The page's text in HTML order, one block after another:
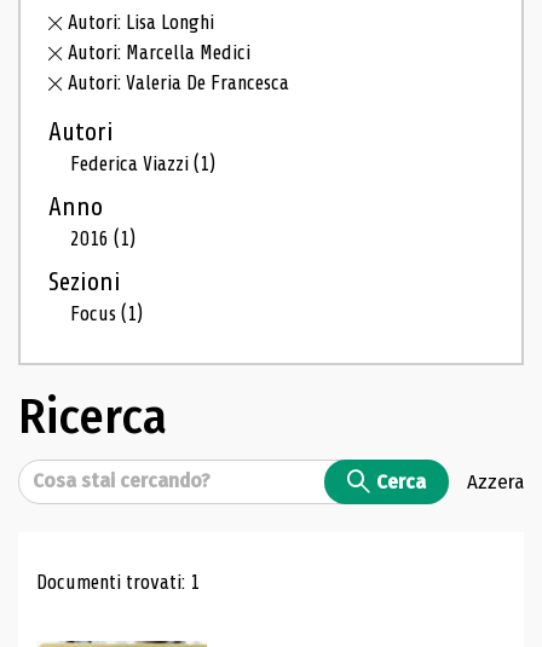
Autori: Lisa Longhi
Autori: Marcella Medici
Autori: Valeria De Francesca
Autori
Federica Viazzi(1)
Anno
2016(1)
Sezioni
Focus(1)
Ricerca
Cerca Cerca Azzera
Risultati di ricerca
Documenti trovati: 1